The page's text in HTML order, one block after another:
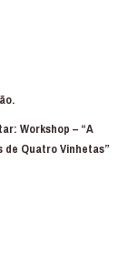
Workshop – “A
de Quatro Vinhetas”